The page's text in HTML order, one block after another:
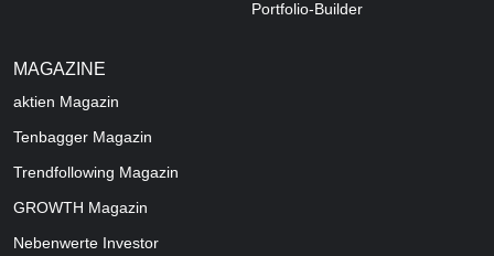
Portfolio-Builder
MAGAZINE
aktien Magazin
Tenbagger Magazin
Trendfollowing Magazin
GROWTH Magazin
Nebenwerte Investor